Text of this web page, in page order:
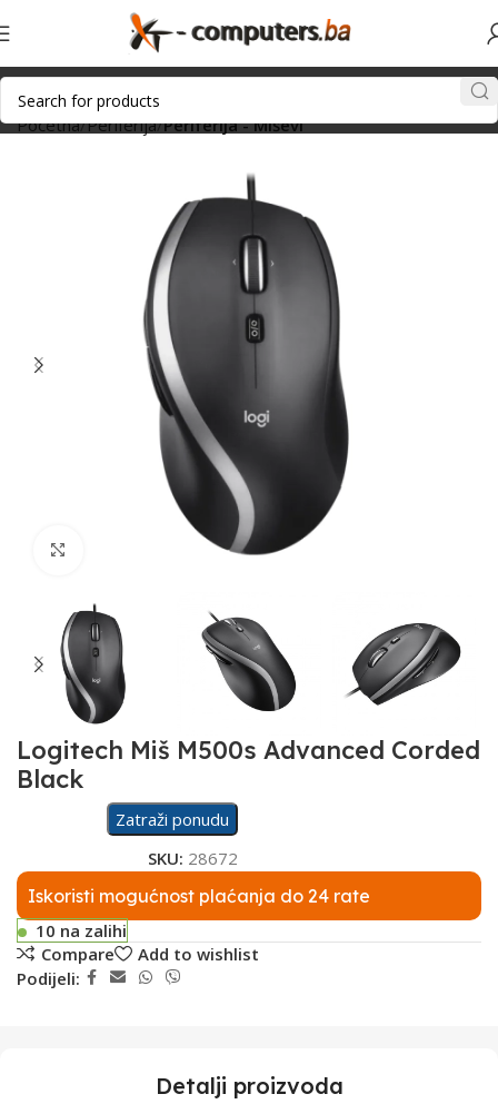
Početna Periferija Periferija - Miševi
Logitech Miš M500s Advanced Corded
Black
Zatraži ponudu
SKU: 28672
Iskoristi mogućnost plaćanja do 24 rate
10 na zalihi
Compare
Add to wishlist
Podijeli:
Detalji proizvoda